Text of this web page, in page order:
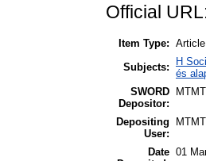
Official
Item Type: Article
Subjects:
H
és
SWORD
Depositor:
Depositing
User:
Date 01